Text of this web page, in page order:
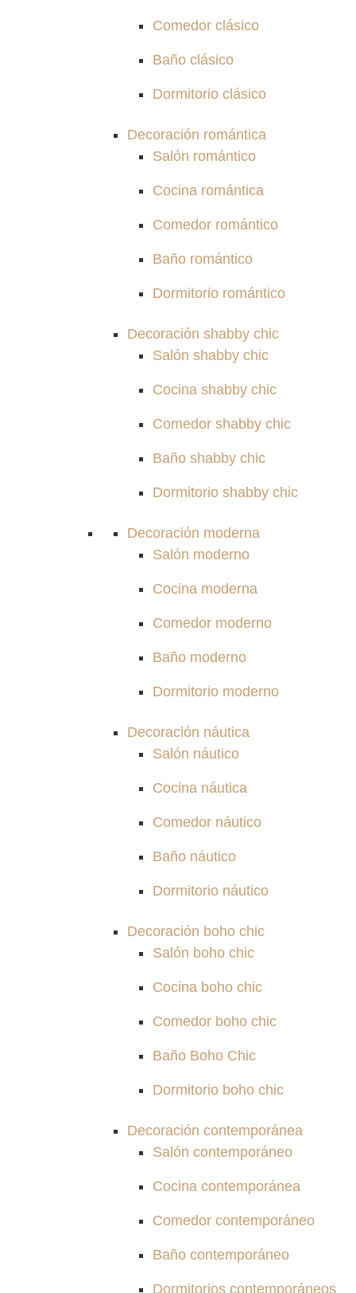
Comedor clásico
Baño clásico
Dormitorio clásico
Decoración romántica
Salón romántico
Cocina romántica
Comedor romántico
Baño romántico
Dormitorio romántico
Decoración shabby chic
Salón shabby chic
Cocina shabby chic
Comedor shabby chic
Baño shabby chic
Dormitorio shabby chic
Decoración moderna
Salón moderno
Cocina moderna
Comedor moderno
Baño moderno
Dormitorio moderno
Decoración náutica
Salón náutico
Cocina náutica
Comedor náutico
Baño náutico
Dormitorio náutico
Decoración boho chic
Salón boho chic
Cocina boho chic
Comedor boho chic
Baño Boho Chic
Dormitorio boho chic
Decoración contemporánea
Salón contemporáneo
Cocina contemporánea
Comedor contemporáneo
Baño contemporáneo
Dormitorios contemporáneos